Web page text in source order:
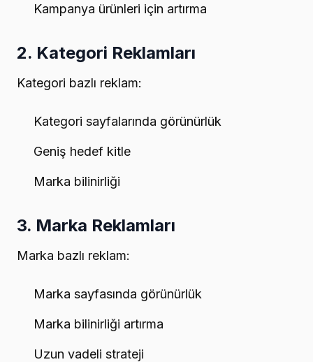
Kampanya ürünleri için artırma
2. Kategori Reklamları
Kategori bazlı reklam:
Kategori sayfalarında görünürlük
Geniş hedef kitle
Marka bilinirliği
3. Marka Reklamları
Marka bazlı reklam:
Marka sayfasında görünürlük
Marka bilinirliği artırma
Uzun vadeli strateji